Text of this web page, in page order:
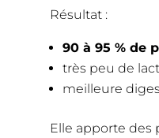
Résultat :
90 à 95 % de
très peu de
meilleure
Elle apporte des